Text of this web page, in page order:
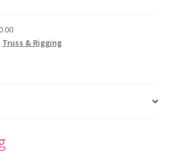
Truss & Rigging